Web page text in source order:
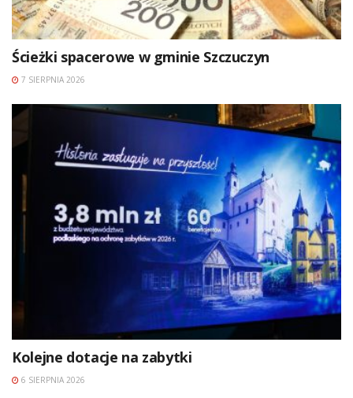
Ścieżki spacerowe w gminie Szczuczyn
7 SIERPNIA 2026
Kolejne dotacje na zabytki
6 SIERPNIA 2026